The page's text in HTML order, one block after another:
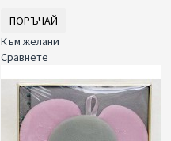
ПОРЪЧАЙ
Към желани
Сравнете